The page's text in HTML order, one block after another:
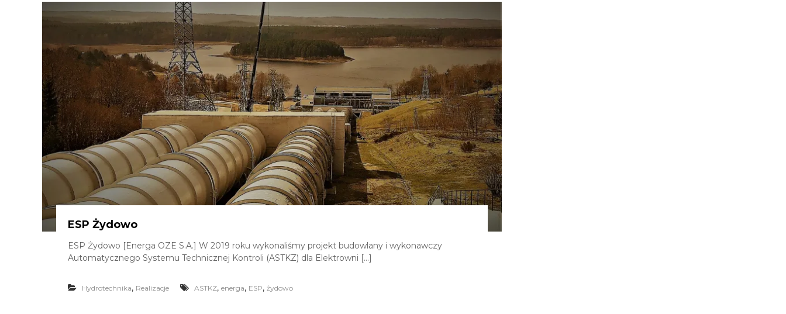
ESP Żydowo
ESP Żydowo [Energa OZE S.A.] W 2019 roku wykonaliśmy projekt budowlany i wykonawczy
Automatycznego Systemu Technicznej Kontroli (ASTKZ) dla Elektrowni […]
Hydrotechnika, Realizacje ASTKZ, energa, ESP, żydowo